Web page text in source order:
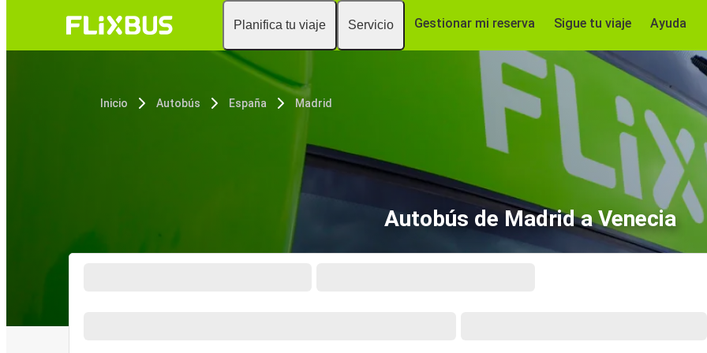
Planifica tu viaje Servicio Gestionar mi reserva Sigue tu viaje Ayuda
Inicio Autobús España Madrid
Autobús de Madrid a Venecia